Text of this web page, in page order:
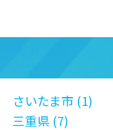
さいたま市 (1)
三重県 (7)